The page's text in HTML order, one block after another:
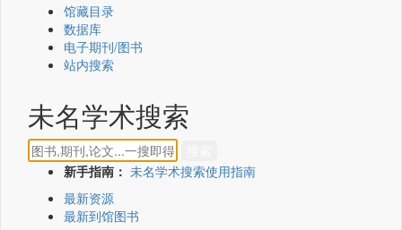
馆藏目录
数据库
电子期刊/图书
站内搜索
未名学术搜索
新手指南： 未名学术搜索使用指南
最新资源
最新到馆图书